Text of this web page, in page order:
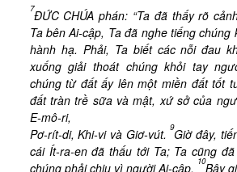
7ĐỨC CHÚA phán: “Ta đã thấy rõ
Ta bên Ai-cập, Ta đã nghe tiếng
hành hạ. Phải, Ta biết các nỗi đau
xuống giải thoát chúng khỏi tay
chúng từ đất ấy lên một miền đất tốt
đất tràn trề sữa và mật, xứ sở của
E-mô-ri,
Pơ-rít-di, Khi-vi và Giơ-vút.9Giờ đây,
cái Ít-ra-en đã thấu tới Ta; Ta cũng
chúng phải chịu vì người Ai-cập. 10Bây